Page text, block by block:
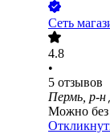
Сеть
4.8
•
5 отзывов
Пермь, р-н
Можно без